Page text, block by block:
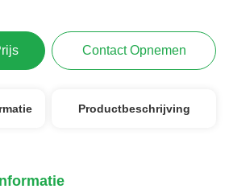
Contact Opnemen
Productbeschrijving